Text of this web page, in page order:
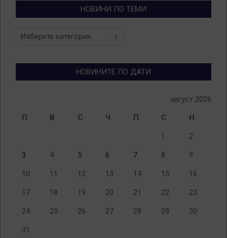
НОВИНИ ПО ТЕМИ
Новини
НОВИНИТЕ ПО ДАТИ
август 2026
П
В С Ч П С Н
1 2
3 4 5 6 7 8 9
10 11 12 13 14 15 16
17 18 19 20 21 22 23
24 25 26 27 28 29 30
31